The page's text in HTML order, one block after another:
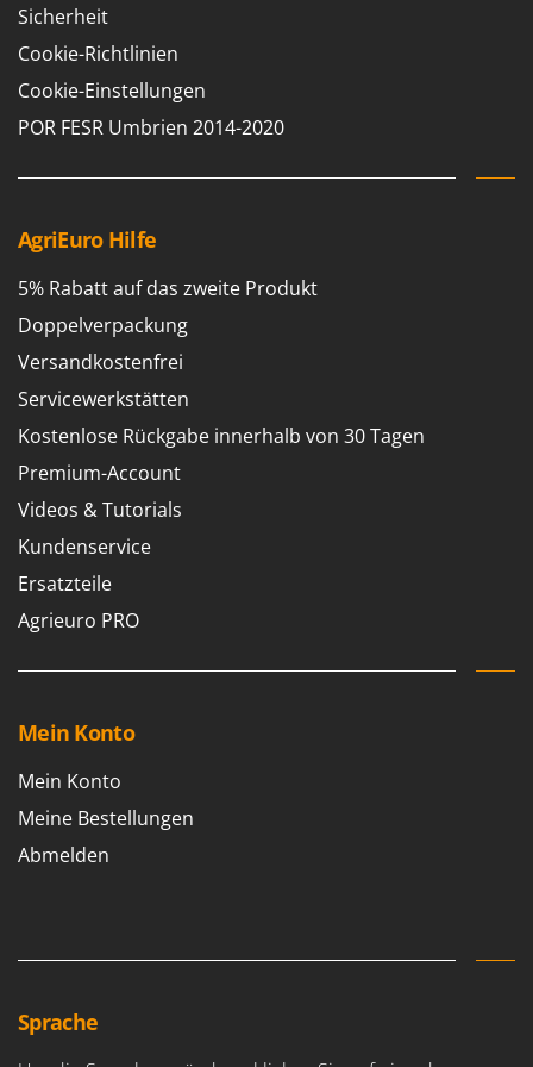
Resto Italia
Ribimex
Ripartrak
Ritter
Rossofuoco
S
S.T.P.
Santos
Sbaraglia
Schnitzer
Seven Italy
Shark
Shindaiwa
Sirman
Skil
Smartwood
Smeg
Spring Protezione
Sicherheit
Cookie-Richtlinien
Cookie-Einstellungen
POR FESR Umbrien 2014-2020
AgriEuro Hilfe
5% Rabatt auf das zweite Produkt
Doppelverpackung
Versandkostenfrei
Servicewerkstätten
Kostenlose Rückgabe innerhalb von 30 Tagen
Premium-Account
Videos & Tutorials
Kundenservice
Ersatzteile
Agrieuro PRO
Mein Konto
Mein Konto
Meine Bestellungen
Abmelden
Sprache